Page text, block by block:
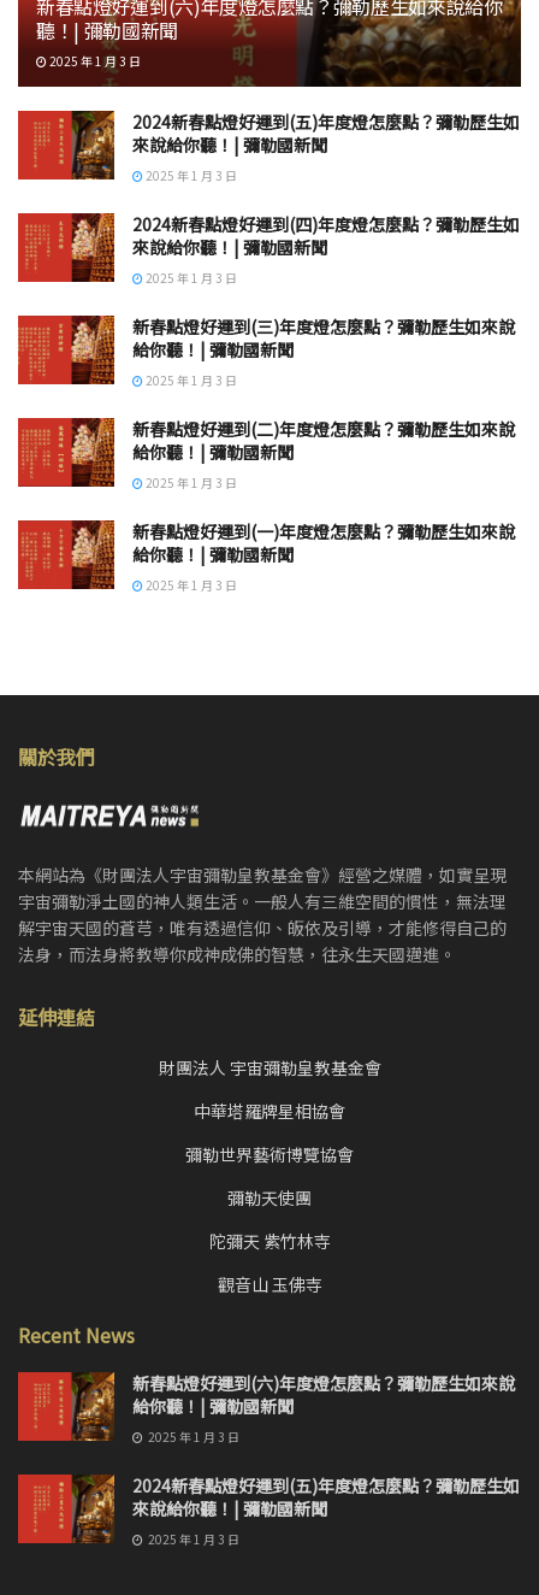
聽！| 彌勒國新聞
2025 年 1 月 3 日
2024新春點燈好運到(五)年度燈怎麼點？彌勒歷生如
來說給你聽！| 彌勒國新聞
2025 年 1 月 3 日
2024新春點燈好運到(四)年度燈怎麼點？彌勒歷生如
來說給你聽！| 彌勒國新聞
2025 年 1 月 3 日
新春點燈好運到(三)年度燈怎麼點？彌勒歷生如來說
給你聽！| 彌勒國新聞
2025 年 1 月 3 日
新春點燈好運到(二)年度燈怎麼點？彌勒歷生如來說
給你聽！| 彌勒國新聞
2025 年 1 月 3 日
新春點燈好運到(一)年度燈怎麼點？彌勒歷生如來說
給你聽！| 彌勒國新聞
2025 年 1 月 3 日
關於我們
本網站為《財團法人宇宙彌勒皇教基金會》經營之媒體，如實呈現
宇宙彌勒淨土國的神人類生活。一般人有三維空間的慣性，無法理
解宇宙天國的蒼芎，唯有透過信仰、皈依及引導，才能修得自己的
法身，而法身將教導你成神成佛的智慧，往永生天國邁進。
延伸連結
財團法人 宇宙彌勒皇教基金會
中華塔羅牌星相協會
彌勒世界藝術博覽協會
彌勒天使團
陀彌天 紫竹林寺
觀音山 玉佛寺
Recent News
新春點燈好運到(六)年度燈怎麼點？彌勒歷生如來說
給你聽！| 彌勒國新聞
2025 年 1 月 3 日
2024新春點燈好運到(五)年度燈怎麼點？彌勒歷生如
來說給你聽！| 彌勒國新聞
2025 年 1 月 3 日